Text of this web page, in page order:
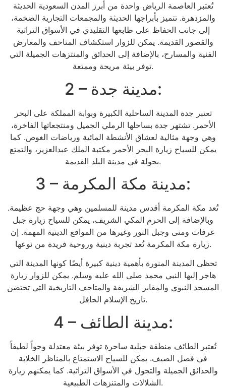
تُعتبر العاصمة الرياض واحدة من أبرز المدن السعودية الحديثة
والمزدهرة. تتميز بأبراجها الحديثة والمجمعات التجارية الضخمة،
إلى جانب الحفاظ على طابعها التقليدي في الأسواق التراثية
والقصور القديمة. يمكن للزوار استكشاف المتاحف والمعارض
الفنية والمسارح، بالإضافة إلى الحدائق والمنتزهات الجميلة التي
توفر بيئة مريحة وممتعة.
2 – مدينة جدة:
تعتبر جدة المدينة الساحلية الكبيرة وبوابة المملكة على البحر
الأحمر. تشتهر جدة بساحلها الرملي الجميل ومنتجعاتها الفاخرة،
وهي وجهة مثالية لعشاق الأنشطة المائية ورياضات الغوص. كما
يمكن للسياح زيارة البحر الأحمر مكتبة الملك عبدالعزيز، والتمتع
بجولة في مدينة البلد القديمة.
3 – مدينة مكة المكرمة:
تُعد مكة المكرمة أقدس مدينة للمسلمين وهي وجهة حج عظيمة.
وبالإضافة إلى الحرم المكي الشريف، يمكن للسياح زيارة جبل
عرفات ومنى وجبل النور وغيرها من المواقع الدينية المهمة. إن
زيارة مكة المكرمة تُعد تجربة دينية وروحية فريدة من نوعها.
تحظى المدينة المنورة بأهمية دينية كبيرة أيضًا كونها المدينة التي
هاجر إليها النبي محمد صلى الله عليه وسلم. يمكن للزوار زيارة
المسجد النبوي والمقابر الشريفة والمتاحف التاريخية التي تحتضن
تاريخ الإسلام الحافل.
4 – مدينة الطائف:
تُعتبر الطائف منطقة جبلية ساحرة توفر بيئة معتدلة وجواً لطيفاً
في فصل الصيف. يمكن للسياح الاستمتاع بالمناظر الخلابة
والحدائق الجميلة والتجول في الأسواق التراثية. كما يمكنهم زيارة
الشلالات والمتنزهات الطبيعية.